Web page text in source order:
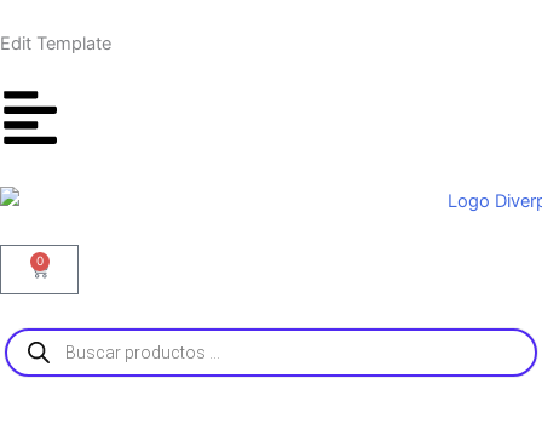
al
Edit Template
0
Carrito
Búsqueda
de
productos